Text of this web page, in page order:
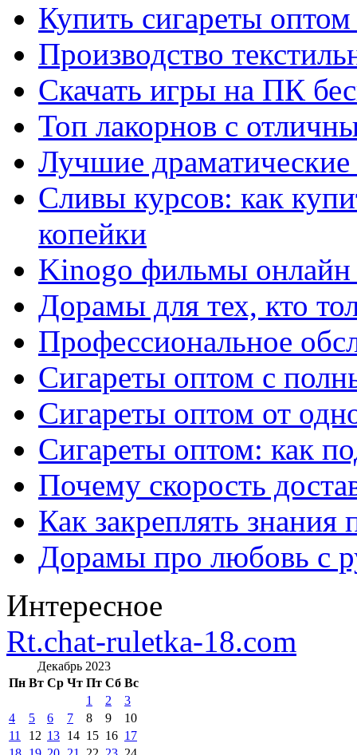
Купить сигареты
Производство
Скачать игры на ПК
Топ лакорнов с
Лучшие
Сливы курсов: как
копейки
Kinogo фильмы онлайн
Дорамы для тех, кто
Профессиональное
Сигареты оптом с
Сигареты оптом от
Сигареты оптом: как
Почему скорость
Как закреплять знания
Дорамы про любовь с
Интересное
Rt.chat-ruletka-18.com
Декабрь 2023
Пн Вт Ср Чт Пт Сб Вс
1
2
3
4
5 6 7 8 9
10
11
12 13 14 15 16 17